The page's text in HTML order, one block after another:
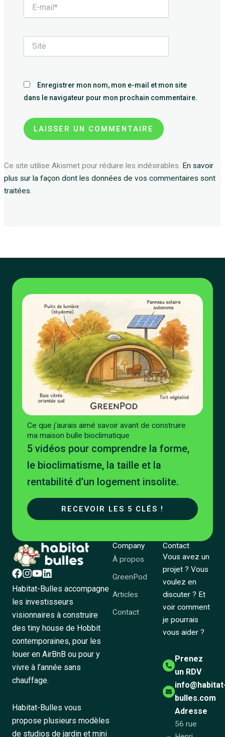
mail*
Enregistrer mon nom, mon e-mail et mon site
dans le navigateur pour mon prochain commentaire.
Ce site utilise Akismet pour réduire les indésirables. En savoir
plus sur la façon dont les données de vos commentaires sont
traitées.
Ce que j'aurais aimé savoir avant de construire
ma maison bulle bioclimatique
5 vidéos pour comprendre la forme,
le bioclimatisme, la taille et la
rentabilité d’un logement insolite.
RECEVOIR LES 5 CLÉS !
Habitat-Bulles accompagne
les investisseurs
visionnaires à construire
des tiny house de Hobbit
contemporaines, pour les
louer en AirBnB ou pour y
vivre à l’année sans
chauffage.
Habitat-Bulles vous
propose plusieurs modèles
de studios de jardin et mini
Company
À propos
GreenPod
Articles
Contact
Contact
Vous avez un
projet ? Vous
voulez en
discuter ? Et
voir comment
je pourrais
vous aider ?
Prenez
un RDV
bulles.com
Adresse
56 rue